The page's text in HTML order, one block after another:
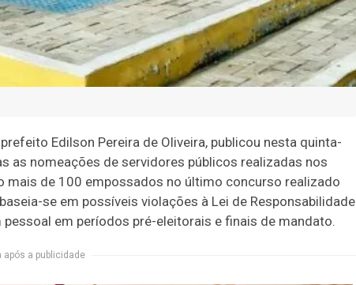
Edilson Pereira de Oliveira, publicou nesta quinta-
as nomeações de servidores públicos realizadas nos
de 100 empossados no último concurso realizado
se em possíveis violações à Lei de Responsabilidade
em períodos pré-eleitorais e finais de mandato.
após a publicidade